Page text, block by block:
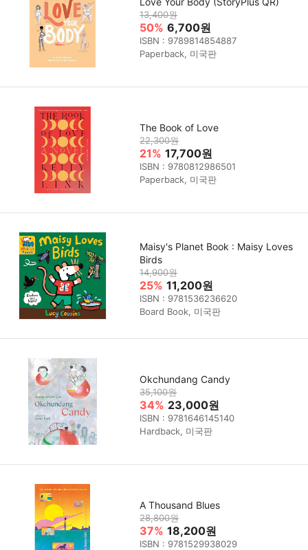
13,400원
50% 6,700원
ISBN : 9789814854887
Paperback, 미국판
The Book of Love
22,300원
21% 17,700원
ISBN : 9780812986501
Paperback, 미국판
Maisy's Planet Book : Maisy Loves
Birds
14,900원
25% 11,200원
ISBN : 9781536236620
Board Book, 미국판
Okchundang Candy
35,100원
34% 23,000원
ISBN : 9781646145140
Hardback, 미국판
A Thousand Blues
28,800원
37% 18,200원
ISBN : 9781529938029